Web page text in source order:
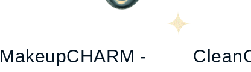
彩妆产品
MakeupCHARM -